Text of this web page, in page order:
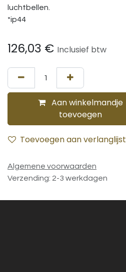
luchtbellen.
*ip44
126,03 € Inclusief btw
Aan winkelmandje
toevoegen
Toevoegen aan verlanglijst
Algemene voorwaarden
Verzending: 2-3 werkdagen